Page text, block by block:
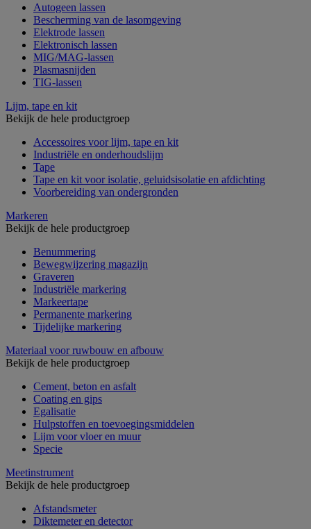
Autogeen lassen
Bescherming van de lasomgeving
Elektrode lassen
Elektronisch lassen
MIG/MAG-lassen
Plasmasnijden
TIG-lassen
Lijm, tape en kit
Bekijk de hele productgroep
Accessoires voor lijm, tape en kit
Industriële en onderhoudslijm
Tape
Tape en kit voor isolatie, geluidsisolatie en afdichting
Voorbereiding van ondergronden
Markeren
Bekijk de hele productgroep
Benummering
Bewegwijzering magazijn
Graveren
Industriële markering
Markeertape
Permanente markering
Tijdelijke markering
Materiaal voor ruwbouw en afbouw
Bekijk de hele productgroep
Cement, beton en asfalt
Coating en gips
Egalisatie
Hulpstoffen en toevoegingsmiddelen
Lijm voor vloer en muur
Specie
Meetinstrument
Bekijk de hele productgroep
Afstandsmeter
Diktemeter en detector